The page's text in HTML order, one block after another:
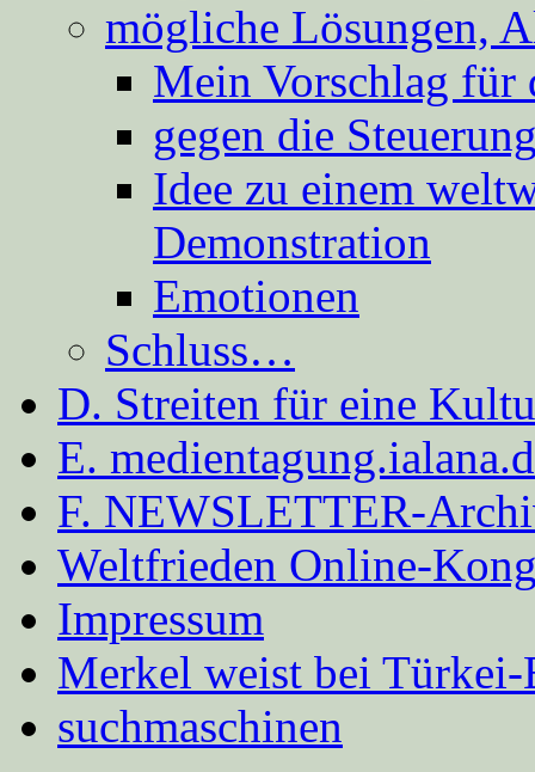
mögliche Lösungen,
Mein Vorschlag für
gegen die
Idee zu einem
Demonstration
Emotionen
Schluss…
D. Streiten für eine
E.
F. NEWSLETTER-
Weltfrieden Online-
Impressum
Merkel weist bei
suchmaschinen